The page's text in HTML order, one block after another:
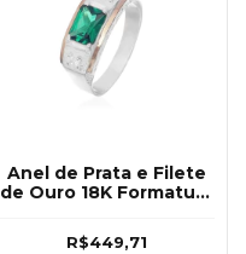
Anel de Prata e Filete
de Ouro 18K Formatura
R$449,71